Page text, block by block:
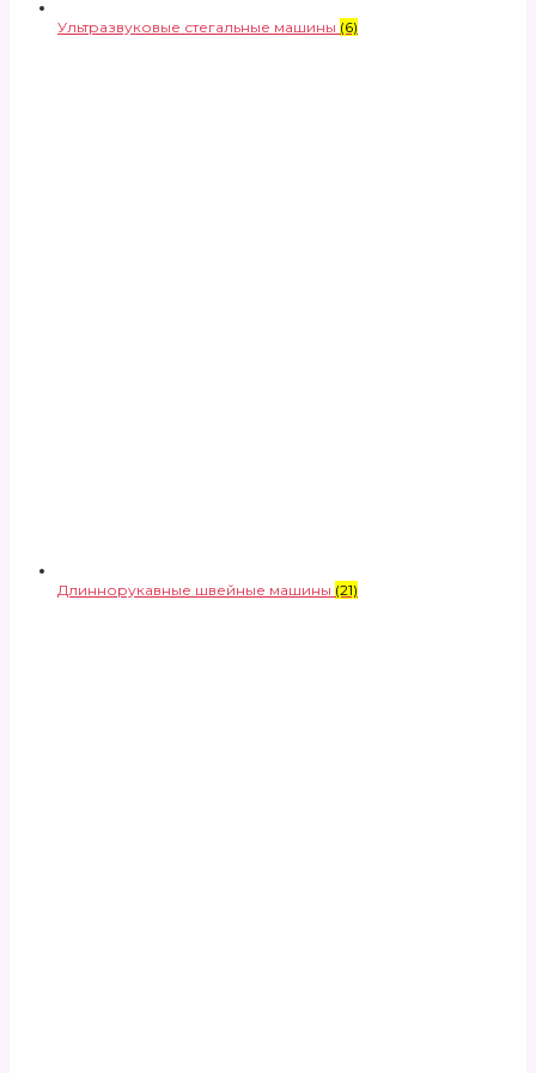
Ультразвуковые стегальные машины (6)
Длиннорукавные швейные машины (21)